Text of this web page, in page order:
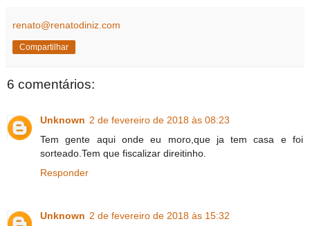
renato@renatodiniz.com
Compartilhar
6 comentários:
Unknown 2 de fevereiro de 2018 às 08:23
Tem gente aqui onde eu moro,que ja tem casa e foi
sorteado.Tem que fiscalizar direitinho.
Responder
Unknown 2 de fevereiro de 2018 às 15:32